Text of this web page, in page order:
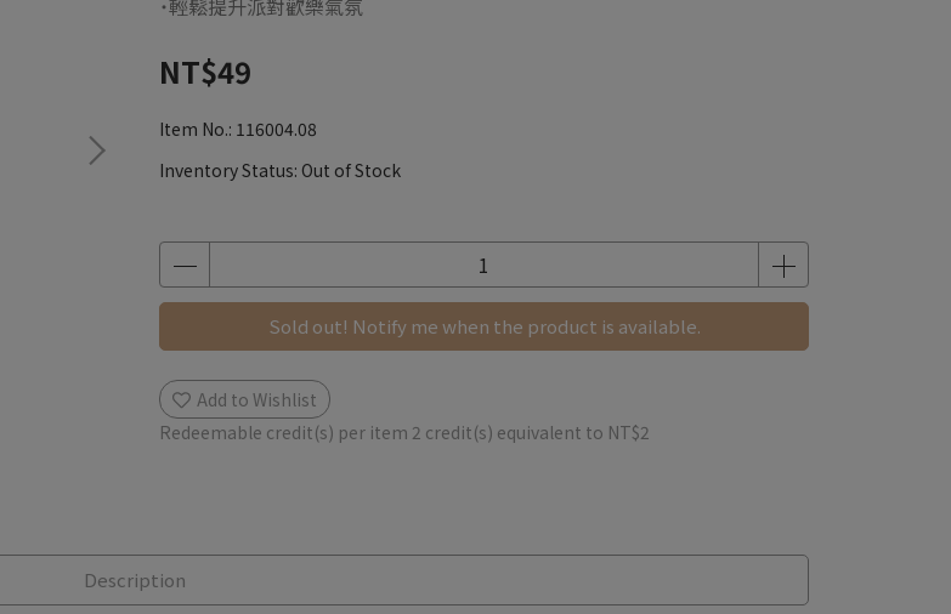
˙輕鬆提升派對歡樂氣氛
NT$49
Item No.: 116004.08
Inventory Status: Out of Stock
Sold out! Notify me when the product is available.
Add to Wishlist
Redeemable credit(s) per item 2 credit(s) equivalent to NT$2
Description